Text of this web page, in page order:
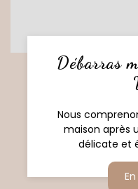
Débarras
Nous
maison après
délicate et